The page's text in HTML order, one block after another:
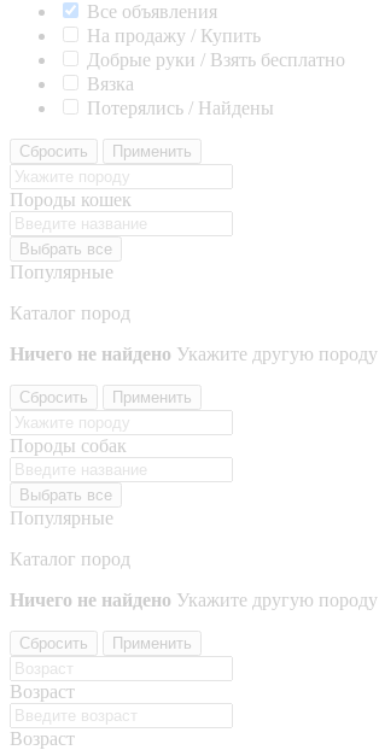
Все объявления
На продажу / Купить
Добрые руки / Взять бесплатно
Вязка
Потерялись / Найдены
Сбросить Применить
Породы кошек
Выбрать все
Популярные
Каталог пород
Ничего не найдено Укажите другую породу
Сбросить Применить
Породы собак
Выбрать все
Популярные
Каталог пород
Ничего не найдено Укажите другую породу
Сбросить Применить
Возраст
Возраст